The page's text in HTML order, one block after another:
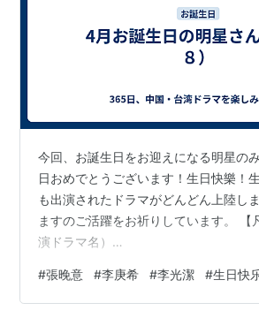
今回、お誕生日をお迎えになる明星の
日おめでとうございます！生日快樂！
も出演されたドラマがどんどん上陸し
ますのご活躍をお祈りしています。 【
演ドラマ名）
4/22 ・梁振倫さん （王女未央-BIOU-、
への道～） ・孫驍驍さん （大明皇妃-
#張晚意 #李庚希 #李光潔 #生日快